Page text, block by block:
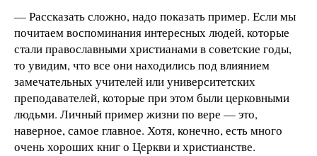
— Рассказать сложно, надо показать пример. Если мы
почитаем воспоминания интересных людей, которые
стали православными христианами в советские годы,
то увидим, что все они находились под влиянием
замечательных учителей или университетских
преподавателей, которые при этом были церковными
людьми. Личный пример жизни по вере — это,
наверное, самое главное. Хотя, конечно, есть много
очень хороших книг о Церкви и христианстве.